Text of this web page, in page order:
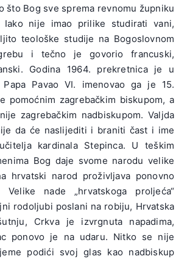
što Bog sve sprema revnomu župniku
Iako nije imao prilike studirati vani,
teološke studije na Bogoslovnom
i tečno je govorio francuski,
Godina 1964. prekretnica je u
Pavao VI. imenovao ga je 15.
pomoćnim zagrebačkim biskupom, a
zagrebačkim nadbiskupom. Valjda
da će naslijediti i braniti čast i ime
kardinala Stepinca. U teškim
Bog daje svome narodu velike
hrvatski narod proživljava ponovno
Velike nade „hrvatskoga proljeća“
rodoljubi poslani na robiju, Hrvatska
Crkva je izvrgnuta napadima,
ponovo je na udaru. Nitko se nije
podići svoj glas kao nadbiskup